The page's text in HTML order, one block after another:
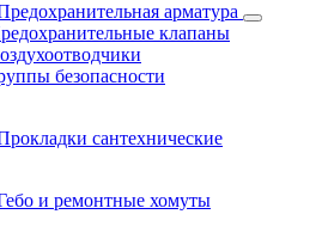
арматура
клапаны
безопасности
сантехнические
и ремонтные хомуты